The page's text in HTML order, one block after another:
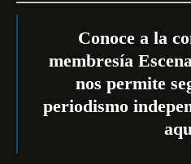
Conoce a la
membresía
nos permite
periodismo